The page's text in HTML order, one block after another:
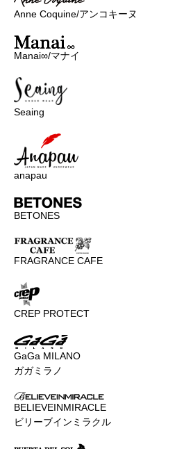
Anne Coquine/アンコキーヌ
Manai∞/マナイ
Seaing
anapau
BETONES
FRAGRANCE CAFE
CREP PROTECT
GaGa MILANO
ガガミラノ
BELIEVEINMIRACLE
ビリーブインミラクル